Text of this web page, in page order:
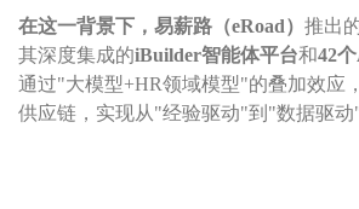
在这一背景下，易薪路（eRoad） 推出
其深度集成的iBuilder智能体平台和42
通过"大模型+HR领域模型"的叠加效应
供应链，实现从"经验驱动"到"数据驱动